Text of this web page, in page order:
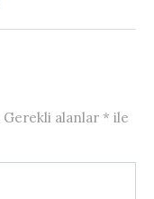
Gerekli alanlar * ile